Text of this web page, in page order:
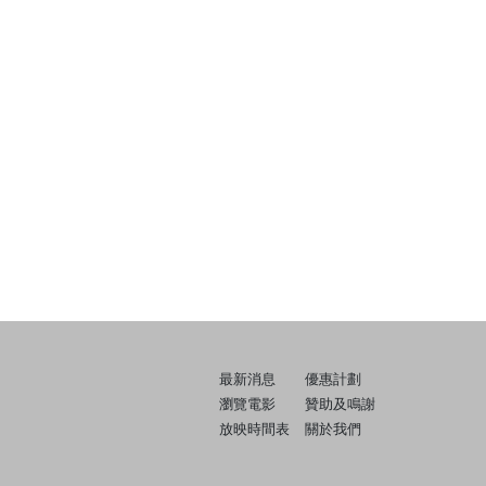
最新消息
瀏覽電影
放映時間表
優惠計劃
贊助及鳴謝
關於我們